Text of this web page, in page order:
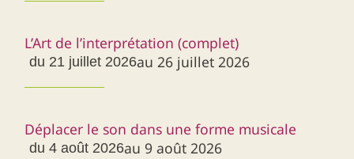
L’Art de l’interprétation (complet)
du 21 juillet 2026au 26 juillet 2026
Déplacer le son dans une forme musicale
du 4 août 2026au 9 août 2026